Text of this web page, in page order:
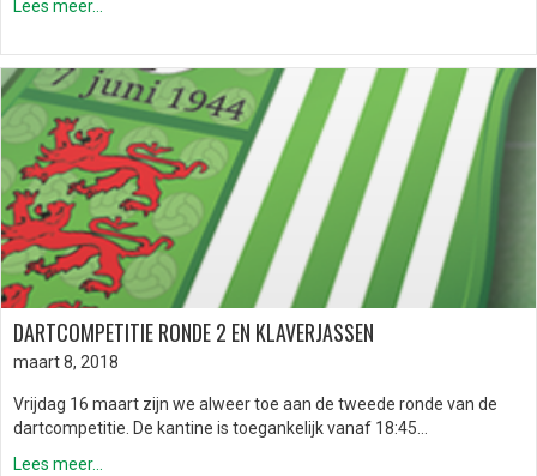
Lees meer...
DARTCOMPETITIE RONDE 2 EN KLAVERJASSEN
maart 8, 2018
Vrijdag 16 maart zijn we alweer toe aan de tweede ronde van de
dartcompetitie. De kantine is toegankelijk vanaf 18:45…
Lees meer...